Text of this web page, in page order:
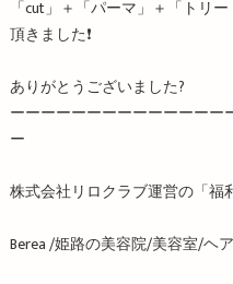
「cut」＋「パーマ」＋「トリ
頂きました❗️
ありがとうございました?
ーーーーーーーーーーーーー
ー
株式会社リロクラブ運営の「福
Berea /姫路の美容院/美容室/ヘ